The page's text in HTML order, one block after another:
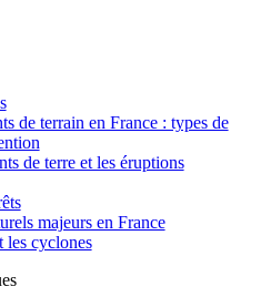
de terrain en France : types de
de terre et les éruptions
majeurs en France
les cyclones